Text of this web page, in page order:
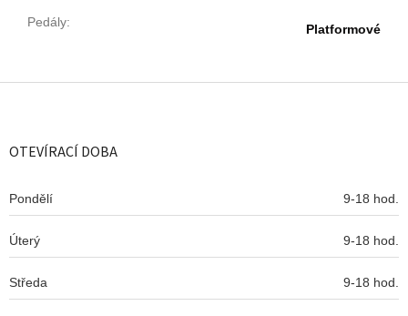
Pedály: Platformové
Z
OTEVÍRACÍ DOBA
Pondělí 9-18 hod.
Úterý 9-18 hod.
Středa 9-18 hod.